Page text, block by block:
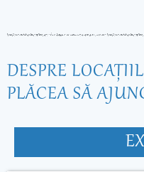
DESPRE
PLĂCEA SĂ